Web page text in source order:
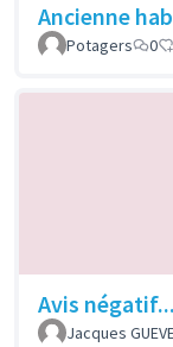
Ancienne
Potagers 0
Avis
Jacques